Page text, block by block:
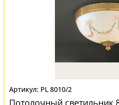
PL 8010/2
Потолочный светильник